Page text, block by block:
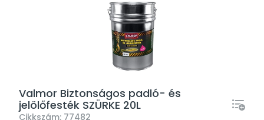
Valmor Biztonságos padló- és
jelölőfesték SZÜRKE 20L
Cikkszám: 77482